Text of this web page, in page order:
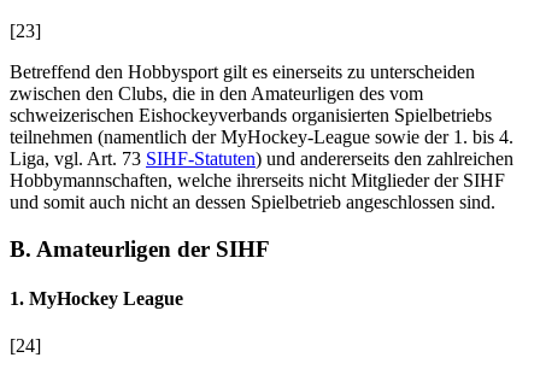
[23]
Betreffend den Hobbysport gilt es einerseits zu unterscheiden
zwischen den Clubs, die in den Amateurligen des vom
schweizerischen Eishockeyverbands organisierten Spielbetriebs
teilnehmen (namentlich der MyHockey-League sowie der 1. bis 4.
Liga, vgl. Art. 73 SIHF-Statuten) und andererseits den zahlreichen
Hobbymannschaften, welche ihrerseits nicht Mitglieder der SIHF
und somit auch nicht an dessen Spielbetrieb angeschlossen sind.
B. Amateurligen der SIHF
1. MyHockey League
[24]